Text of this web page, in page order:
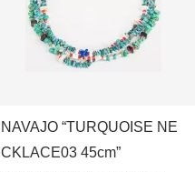
NAVAJO “TURQUOISE NE
CKLACE03 45cm”